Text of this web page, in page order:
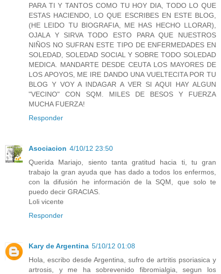
PARA TI Y TANTOS COMO TU HOY DIA, TODO LO QUE
ESTAS HACIENDO, LO QUE ESCRIBES EN ESTE BLOG,
(HE LEIDO TU BIOGRAFIA, ME HAS HECHO LLORAR),
OJALA Y SIRVA TODO ESTO PARA QUE NUESTROS
NIÑOS NO SUFRAN ESTE TIPO DE ENFERMEDADES EN
SOLEDAD, SOLEDAD SOCIAL Y SOBRE TODO SOLEDAD
MEDICA. MANDARTE DESDE CEUTA LOS MAYORES DE
LOS APOYOS, ME IRE DANDO UNA VUELTECITA POR TU
BLOG Y VOY A INDAGAR A VER SI AQUI HAY ALGUN
"VECINO" CON SQM. MILES DE BESOS Y FUERZA
MUCHA FUERZA!
Responder
Asociacion 4/10/12 23:50
Querida Mariajo, siento tanta gratitud hacia ti, tu gran
trabajo la gran ayuda que has dado a todos los enfermos,
con la difusión he información de la SQM, que solo te
puedo decir GRACIAS.
Loli vicente
Responder
Kary de Argentina 5/10/12 01:08
Hola, escribo desde Argentina, sufro de artritis psoriasica y
artrosis, y me ha sobrevenido fibromialgia, segun los